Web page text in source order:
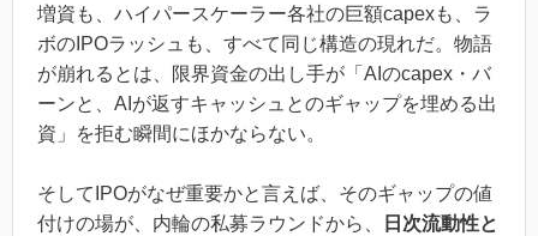
増資も、ハイパースケーラー各社の巨額capexも、ラ
ボのIPOラッシュも、すべて同じ構造の現れだ。物語
が崩れるとは、限界資金の出し手が「AIのcapex・バ
ーンと、AIが返すキャッシュとのギャップを埋める出
資」を拒む瞬間にほかならない。
そしてIPOがなぜ重要かと言えば、そのギャップの値
付けの場が、内輪の私募ラウンドから、
日次流動性と